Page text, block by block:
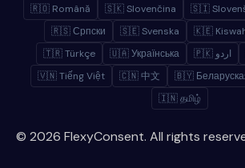
🇷🇴 Română
🇸🇰 Slovenčina 🇸🇮
🇷🇸 Српски
🇸🇪 Svenska 🇰🇪
🇹🇷 Türkçe
🇺🇦 Українська 🇵🇰 اردو
🇻🇳 Tiếng Việt
🇨🇳 中文 🇧🇾
🇮🇳 தமிழ்
© 2026 FlexyConsent. All rights